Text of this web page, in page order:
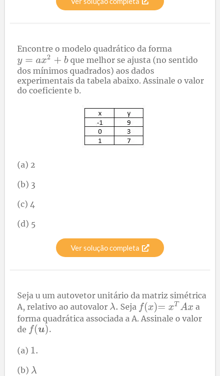
Encontre o modelo quadrático da forma
que melhor se ajusta (no sentido
dos mínimos quadrados) aos dados
experimentais da tabela abaixo. Assinale o valor
do coeficiente b.
(a) 2
(b) 3
(c) 4
(d) 5
Ver solução completa
Seja u um autovetor unitário da matriz simétrica
A, relativo ao autovalor
Seja
a
forma quadrática associada a A. Assinale o valor
de
(a)
(b)